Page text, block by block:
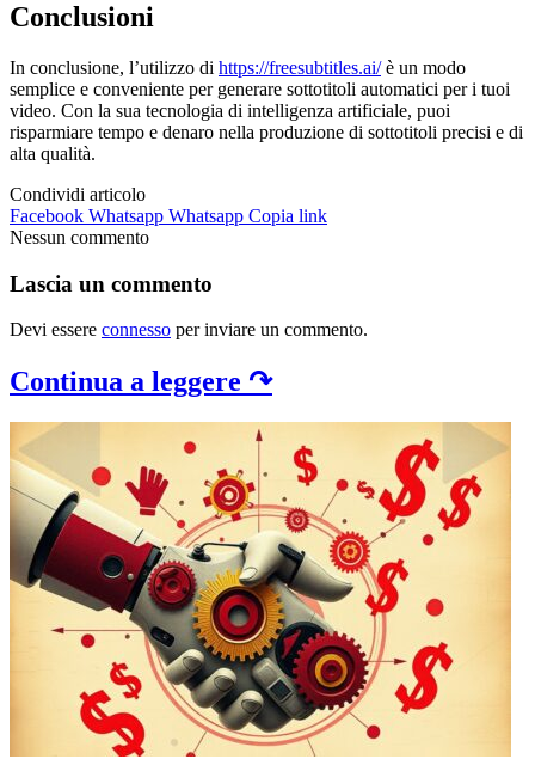
Conclusioni
In conclusione, l’utilizzo di https://freesubtitles.ai/è un modo
semplice e conveniente per generare sottotitoli automatici per i tuoi
video. Con la sua tecnologia di intelligenza artificiale, puoi
risparmiare tempo e denaro nella produzione di sottotitoli precisi e di
alta qualità.
Condividi articolo
Facebook Whatsapp Whatsapp Copia link
Nessun commento
Lascia un commento
Devi essere connesso per inviare un commento.
Continua a leggere ↷